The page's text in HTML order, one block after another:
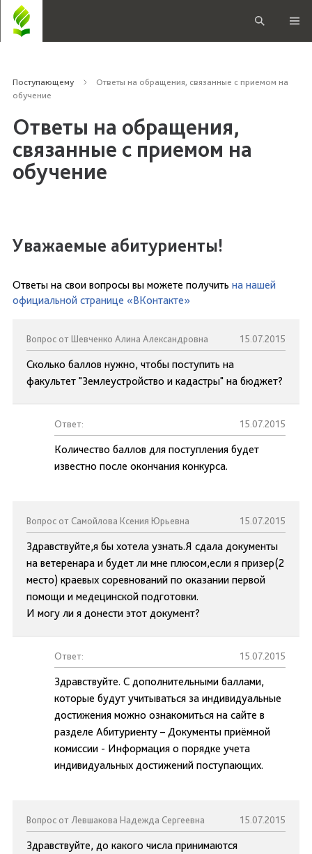
Поступающему
Ответы на обращения, связанные с приемом на
обучение
Ответы на обращения,
связанные с приемом на
обучение
Уважаемые абитуриенты!
Ответы на свои вопросы вы можете получить на нашей
официальной странице «ВКонтакте»
Вопрос от Шевченко Алина Александровна 15.07.2015
Сколько баллов нужно, чтобы поступить на
факультет "Землеустройство и кадастры" на бюджет?
Ответ: 15.07.2015
Количество баллов для поступления будет
известно после окончания конкурса.
Вопрос от Самойлова Ксения Юрьевна 15.07.2015
Здравствуйте,я бы хотела узнать.Я сдала документы
на ветеренара и будет ли мне плюсом,если я призер(2
место) краевых соревнований по оказании первой
помощи и медецинской подготовки.
И могу ли я донести этот документ?
Ответ: 15.07.2015
Здравствуйте. С дополнительными баллами,
которые будут учитываться за индивидуальные
достижения можно ознакомиться на сайте в
разделе Абитуриенту – Документы приёмной
комиссии - Информация о порядке учета
индивидуальных достижений поступающих.
Вопрос от Левшакова Надежда Сергеевна 15.07.2015
Здравствуйте, до какого числа принимаются